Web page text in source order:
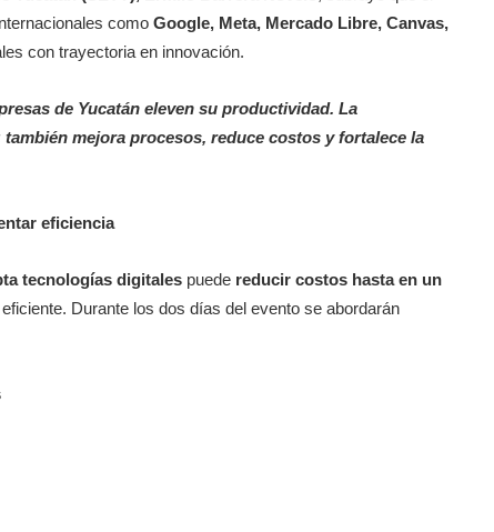
como Google, Meta, Mercado Libre, Canvas,
con trayectoria en innovación.
de Yucatán eleven su productividad. La
mejora procesos, reduce costos y fortalece la
eficiencia
tecnologías digitales puede reducir costos hasta en un
Durante los dos días del evento se abordarán